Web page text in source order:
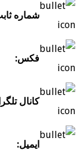
شماره
فکس:
کانال
ایمیل: